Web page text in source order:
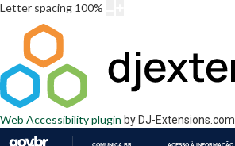
Letter spacing 100%
Web Accessibility plugin by DJ-Extensions.com